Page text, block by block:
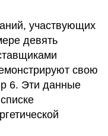
участвующих
девять
свою
6. Эти данные